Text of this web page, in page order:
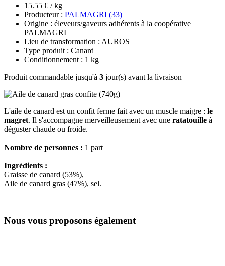
15.55 € / kg
Producteur : PALMAGRI (33)
Origine : éleveurs/gaveurs adhérents à la coopérative
PALMAGRI
Lieu de transformation : AUROS
Type produit : Canard
Conditionnement : 1 kg
Produit commandable jusqu'à 3 jour(s) avant la livraison
L'aile de canard est un confit ferme fait avec un muscle maigre : le
magret. Il s'accompagne merveilleusement avec une ratatouille à
déguster chaude ou froide.
Nombre de personnes : 1 part
Ingrédients :
Graisse de canard (53%),
Aile de canard gras (47%), sel.
Nous vous proposons également